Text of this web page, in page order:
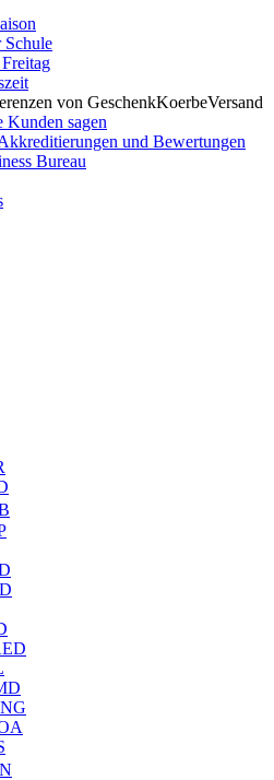
Schule
von GeschenkKoerbeVersand
Kunden sagen
und Bewertungen
Bureau